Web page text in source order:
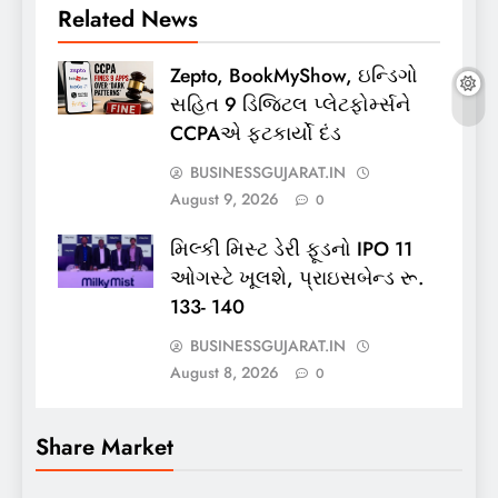
Related News
Zepto, BookMyShow, ઇન્ડિગો
સહિત 9 ડિજિટલ પ્લેટફોર્મ્સને
CCPAએ ફટકાર્યો દંડ
BUSINESSGUJARAT.IN
August 9, 2026
0
મિલ્કી મિસ્ટ ડેરી ફૂડનો IPO 11
ઓગસ્ટે ખૂલશે, પ્રાઇસબેન્ડ રૂ.
133- 140
BUSINESSGUJARAT.IN
August 8, 2026
0
Share Market